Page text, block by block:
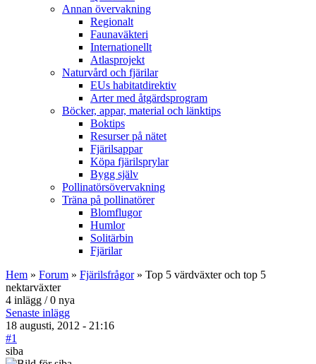
Annan övervakning
Regionalt
Faunaväkteri
Internationellt
Atlasprojekt
Naturvård och fjärilar
EUs habitatdirektiv
Arter med åtgärdsprogram
Böcker, appar, material och länktips
Boktips
Resurser på nätet
Fjärilsappar
Köpa fjärilsprylar
Bygg själv
Pollinatörsövervakning
Träna på pollinatörer
Blomflugor
Humlor
Solitärbin
Fjärilar
Hem » Forum » Fjärilsfrågor» Top 5 värdväxter och top 5
nektarväxter
4 inlägg / 0 nya
Senaste inlägg
18 augusti, 2012 - 21:16
#1
siba